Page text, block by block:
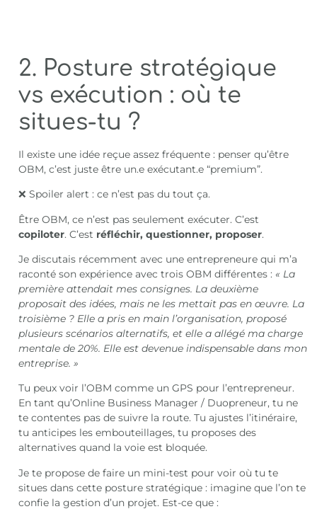
2. Posture stratégique
vs exécution : où te
situes-tu ?
Il existe une idée reçue assez fréquente : penser qu’être
OBM, c’est juste être un.e exécutant.e “premium”.
❌ Spoiler alert : ce n’est pas du tout ça.
Être OBM, ce n’est pas seulement exécuter. C’est
copiloter. C’est réfléchir, questionner, proposer.
Je discutais récemment avec une entrepreneure qui m’a
raconté son expérience avec trois OBM différentes : « La
première attendait mes consignes. La deuxième
proposait des idées, mais ne les mettait pas en œuvre. La
troisième ? Elle a pris en main l’organisation, proposé
plusieurs scénarios alternatifs, et elle a allégé ma charge
mentale de 20%. Elle est devenue indispensable dans mon
entreprise. »
Tu peux voir l’OBM comme un GPS pour l’entrepreneur.
En tant qu’Online Business Manager / Duopreneur, tu ne
te contentes pas de suivre la route. Tu ajustes l’itinéraire,
tu anticipes les embouteillages, tu proposes des
alternatives quand la voie est bloquée.
Je te propose de faire un mini-test pour voir où tu te
situes dans cette posture stratégique : imagine que l’on te
confie la gestion d’un projet. Est-ce que :